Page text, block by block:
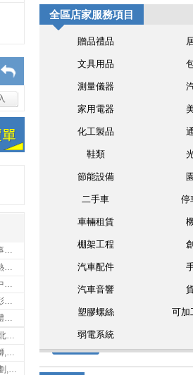
法律萬事通-陸懿聯合法律事務所
視野企業社-高週波金屬加熱設備,彰化高週波金屬加熱設備
鴻昇裝卸倉儲有限公司-台中貨櫃裝卸
洪文信企業股份有限公司-彰化鋅合金鑄造,彰化五金加工,彰化五金配件
萬環機械股份有限公司-粉體塗裝設備,輸送機,輸送機設備,台南輸送機
尚益燈光音響-燈光音響,台北燈光音響,台北燈光音響出租
同仁堂國術獅藝館-舞龍舞獅,台中舞龍舞獅
奇蹟娛樂樂團–樂團活動企劃,台中樂團表演,台中婚禮樂團
全區店家服務項目
贈品禮品
文具用品
測量儀器
家用電器
化工製品
鞋類
節能設備
二手車 停
車輛租賃
棚架工程
汽車配件
汽車音響
塑膠螺絲 可加
弱電系統